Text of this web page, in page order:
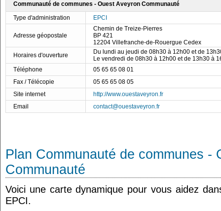
Communauté de communes - Ouest Aveyron Communauté
Type d'administration
EPCI
Adresse géopostale
Chemin de Treize-Pierres
BP 421
12204 Villefranche-de-Rouergue Cedex
Horaires d'ouverture
Du lundi au jeudi de 08h30 à 12h00 et de
Le vendredi de 08h30 à 12h00 et de 13h30 à
Téléphone
05 65 65 08 01
Fax / Télécopie
05 65 65 08 05
Site internet
http://www.ouestaveyron.fr
Email
contact@ouestaveyron.fr
Plan Communauté de communes -
Communauté
Voici une carte dynamique pour vous aidez
EPCI.